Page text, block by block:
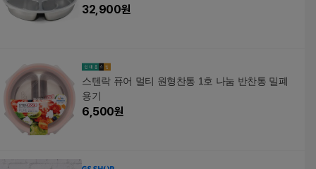
32,900원
스텐락 퓨어 멀티 원형찬통 1호 나눔 반찬통 밀폐
용기
6,500원